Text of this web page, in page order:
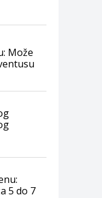
Može
5 do 7